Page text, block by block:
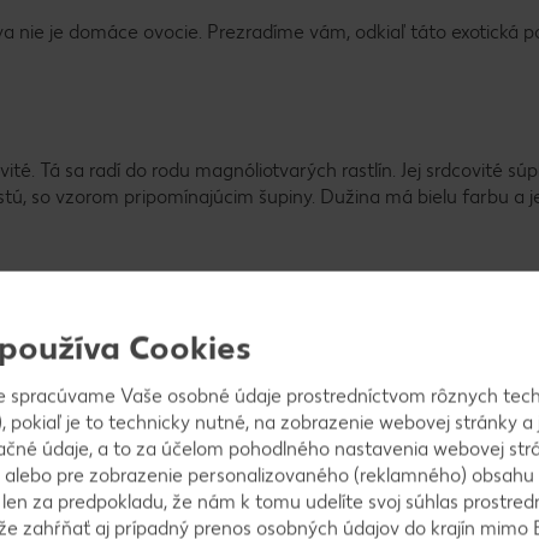
nie je domáce ovocie. Prezradíme vám, odkiaľ táto exotická
Tá sa radí do rodu magnóliotvarých rastlín. Jej srdcovité
so vzorom pripomínajúcim šupiny. Dužina má bielu farbu a
tam vo vysokých polohách Peru, Kolumbie, Bolívie a Ekvádoru.
tam, kde prevláda subtropická klíma, takže ovocie
je lídrom v exporte. Cherimoya je veľmi citlivá, preto je jej
tohto dôvodu sa v Európe uprednostňuje dovoz zo
po zbere.
Cookies
spracúvame Vaše osobné údaje prostredníctvom rôznych
pokiaľ je to technicky nutné, na zobrazenie webovej stránky
údaje, a to za účelom pohodlného nastavenia webovej
pre zobrazenie personalizovaného (reklamného)
za predpokladu, že nám k tomu udelíte svoj súhlas
zahŕňať aj prípadný prenos osobných údajov do krajín mimo